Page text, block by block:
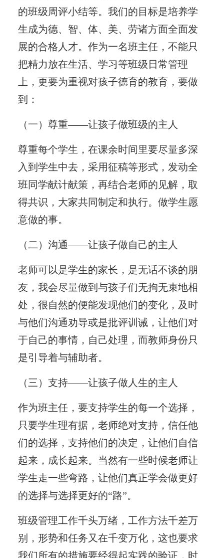
的班级周评小结等。我们的目标是培养学
生成为德、智、体、美、劳诸方面全面发
展的合格人才。作为一名班主任，不能只
把精力放在生活、学习等班级日常管理
上，更要为重视对孩子德育的教育，要做
到：
（一）尊重——让孩子做班级的主人
尊重每个学生，在课余时间里要尽量多深
入到学生中去，采用征稿等形式，发动全
班同学献计献策，再结合老师的见解，取
得共识，大家共同制定和执行。做学生愿
意做的事。
（二）沟通——让孩子做自己的主人
老师可以是学生的家长，是无话不谈的朋
友，我会尽量做到与孩子们无拘无束地相
处，很自然的便能发现他们的变化，及时
与他们沟通劝导或是批评训诫，让他们对
于自己的事情，自己处理，而教师身份只
是引导着与辅助者。
（三）支持——让孩子做人生的主人
作为班主任，要支持学生的每一个选择，
只要学生理有据，老师绝对支持，信任他
们的选择，支持他们的决定，让他们自信
起来，成长起来。当然有一些时候老师让
学生走一些弯路，让他们真正学会做更好
的选择与选择更好的“路”。
班级管理工作千头万绪，工作方法千差万
别，形势和任务又在千变万化，这也要求
我们所有的措施要经得起实践的验证，时